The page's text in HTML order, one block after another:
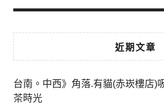
近期文章
台南。中西》角落.有貓(赤崁樓店)
茶時光